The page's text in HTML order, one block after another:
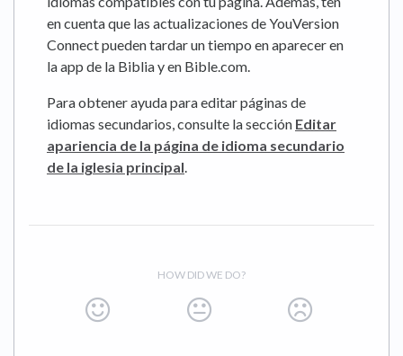
en cuenta que las actualizaciones de YouVersion
Connect pueden tardar un tiempo en aparecer en
la app de la Biblia y en Bible.com.
Para obtener ayuda para editar páginas de
idiomas secundarios, consulte la sección Editar
apariencia de la página de idioma secundario
de la iglesia principal
HOW DID WE DO?